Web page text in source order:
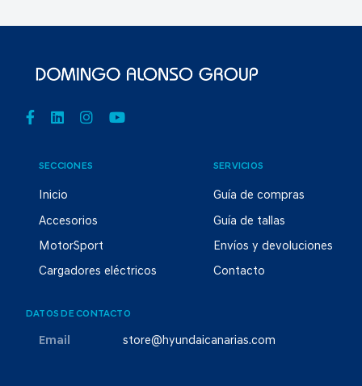
SECCIONES
Inicio
Accesorios
MotorSport
Cargadores eléctricos
SERVICIOS
Guía de compras
Guía de tallas
Envíos y devoluciones
Contacto
DATOS DE CONTACTO
Email store@hyundaicanarias.com